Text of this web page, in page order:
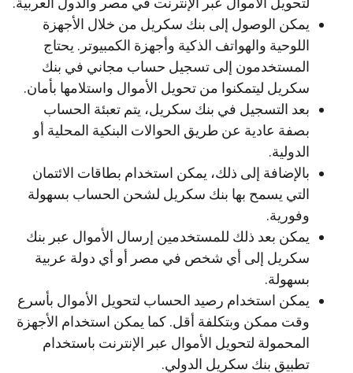
يمكن الوصول إلى بنك سكريل من خلال الأجهزة
اللوحية والهواتف الذكية وأجهزة الكمبيوتر. يحتاج
المستخدمون إلى تسجيل حساب مجاني في بنك
سكريل ليتمكنوا من تحويل الأموال واستلامها بأمان.
بعد التسجيل في بنك سكريل، يتم تعبئة الحساب
بصفة عادية عن طريق الحوالات البنكية المحلية أو
الدولية.
بالإضافة إلى ذلك، يمكن استخدام بطاقات الائتمان
التي يسمح بها بنك سكريل لشحن الحساب بسهولة
وفورية.
يمكن بعد ذلك للمستخدمين إرسال الأموال عبر بنك
سكريل إلى أي شخص في مصر أو أي دولة عربية
بسهولة.
يمكن استخدام رصيد الحساب لتحويل الأموال بأسرع
وقت ممكن وبتكلفة أقل. كما يمكن استخدام الأجهزة
المحمولة لتحويل الأموال عبر الإنترنت باستخدام
تطبيق بنك سكريل الدولي.